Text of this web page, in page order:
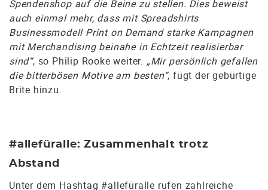
Spendenshop auf die Beine zu stellen. Dies beweist
auch einmal mehr, dass mit Spreadshirts
Businessmodell Print on Demand starke Kampagnen
mit Merchandising beinahe in Echtzeit realisierbar
sind“, so Philip Rooke weiter. „Mir persönlich gefallen
die bitterbösen Motive am besten“, fügt der gebürtige
Brite hinzu.
#allefüralle: Zusammenhalt trotz
Abstand
Unter dem Hashtag #allefüralle rufen zahlreiche